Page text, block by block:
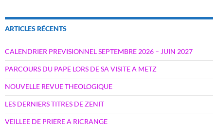
ARTICLES RÉCENTS
CALENDRIER PREVISIONNEL SEPTEMBRE 2026 – JUIN 2027
PARCOURS DU PAPE LORS DE SA VISITE A METZ
NOUVELLE REVUE THEOLOGIQUE
LES DERNIERS TITRES DE ZENIT
VEILLEE DE PRIERE A RICRANGE